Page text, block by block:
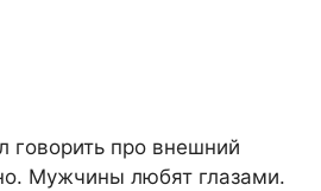
говорить про внешний
Мужчины любят глазами.